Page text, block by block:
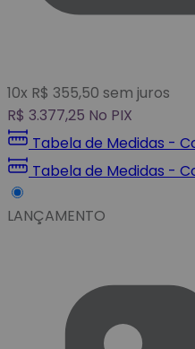
10x R$ 355,50 sem juros
R$ 3.377,25 No PIX
Tabela de Medidas -
Tabela de Medidas -